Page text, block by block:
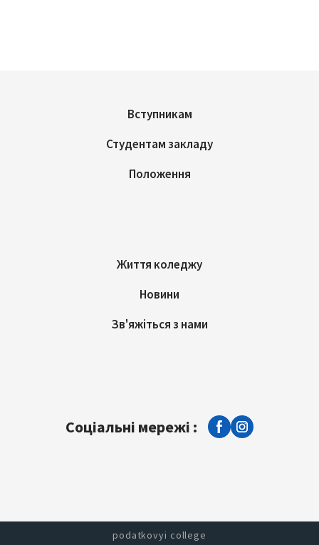
Вступникам
Студентам закладу
Положення
Життя коледжу
Новини
Зв'яжіться з нами
Соціальні мережі :
podatkovyi college